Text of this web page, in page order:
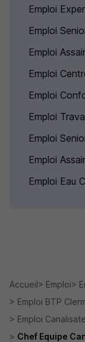
Emploi
Emploi
Emploi
Emploi
Emploi
Emploi
Emploi
Emploi
Emploi Eau
Accueil Emploi
Emploi BTP
Emploi
Chef Equipe